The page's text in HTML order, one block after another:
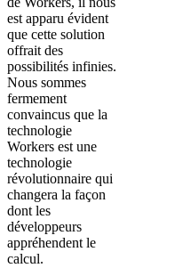
est apparu évident
que cette solution
offrait des
possibilités infinies.
Nous sommes
fermement
convaincus que la
technologie
Workers est une
technologie
révolutionnaire qui
changera la façon
dont les
développeurs
appréhendent le
calcul.